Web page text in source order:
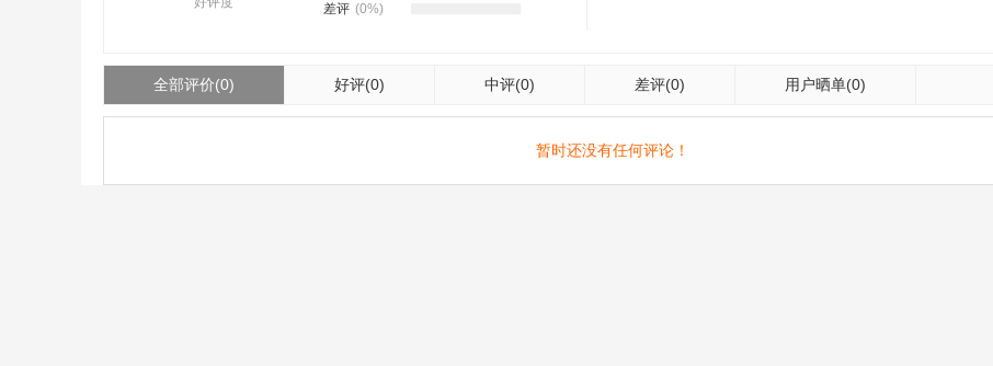
差评 (0%)
全部评价(0) 好评(0) 中评(0) 差评(0) 用户晒单(0)
暂时还没有任何评论！